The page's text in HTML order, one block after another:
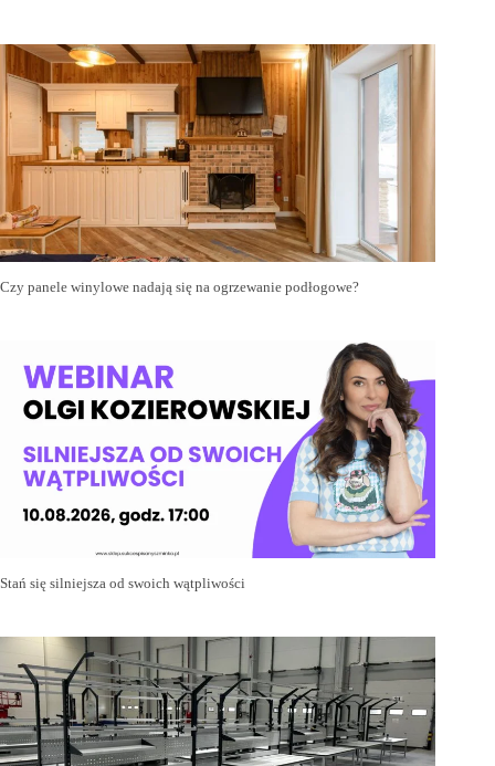
Czy panele winylowe nadają się na ogrzewanie podłogowe?
Stań się silniejsza od swoich wątpliwości